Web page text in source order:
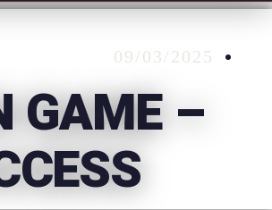
09/03/2025
GAME –